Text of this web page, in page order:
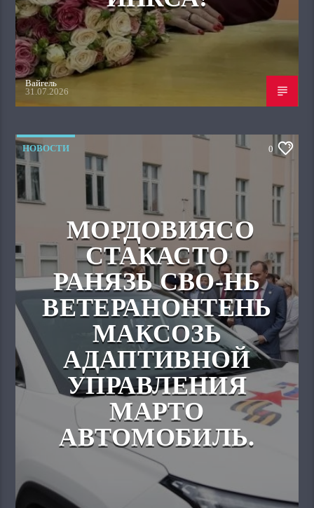
Вайгель
31.07.2026
НОВОСТИ 0
МОРДОВИЯСО
СТАКАСТО
РАНЯЗЬ СВО-НЬ
ВЕТЕРАНОНТЕНЬ
МАКСОЗЬ
АДАПТИВНОЙ
УПРАВЛЕНИЯ
МАРТО
АВТОМОБИЛЬ.